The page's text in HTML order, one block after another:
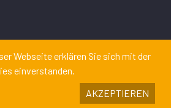
DEGERENERGIE GMBH & CO. KG
Webseite erklären Sie sich mit der
einverstanden.
AKZEPTIEREN